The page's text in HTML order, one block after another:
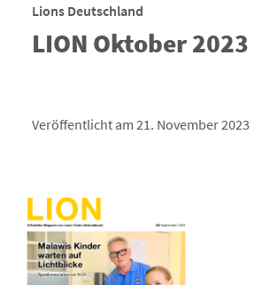
Lions Deutschland
LION Oktober 2023
Veröffentlicht am 21. November 2023